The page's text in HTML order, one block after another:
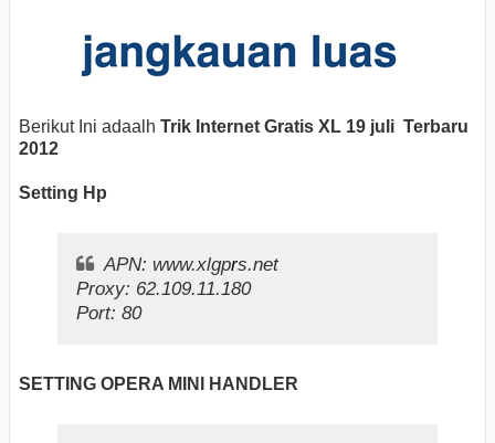
Berikut Ini adaalh Trik Internet Gratis XL 19 juli Terbaru
2012
Setting Hp
APN: www.xlgprs.net
Proxy: 62.109.11.180
Port: 80
SETTING OPERA MINI HANDLER